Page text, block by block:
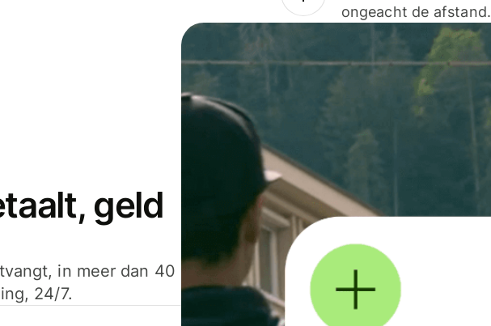
ongeacht de afstand.
geld
in meer dan 40
24/7.